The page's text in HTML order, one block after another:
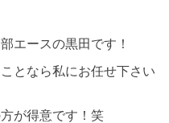
エースの黒田です！
となら私にお任せ下さい
が得意です！笑